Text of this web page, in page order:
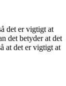
det er vigtigt at
det betyder at det
at det er vigtigt at